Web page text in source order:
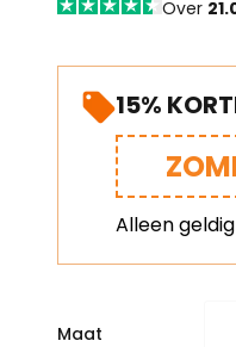
Over
15%
Alleen
Maat